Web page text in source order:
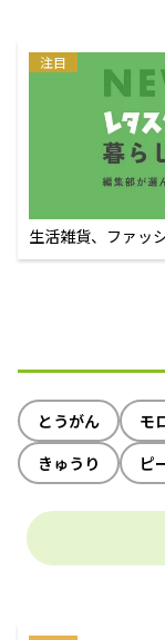
注目
生活雑貨、ファッ
えるECサイト
とうがん モ
きゅうり
ピ